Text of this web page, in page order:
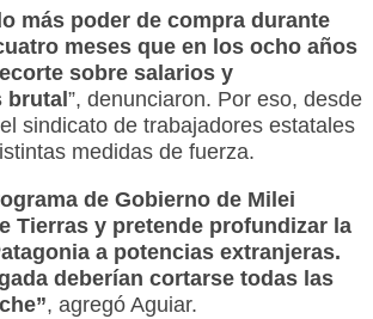
más poder de compra durante
meses que en los ocho años
sobre salarios y
brutal ”, denunciaron. Por eso, desde
sindicato de trabajadores estatales
medidas de fuerza.
de Gobierno de Milei
Tierras y pretende profundizar la
a potencias extranjeras.
deberían cortarse todas las
, agregó Aguiar.